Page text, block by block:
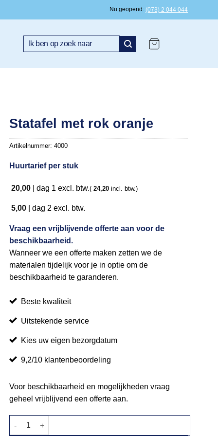
Nu geopend (073) 2 044 044
Zoeken
Statafel met rok oranje
Artikelnummer:4000
Huurtarief per stuk
20,00 |dag 1 excl. btw.( 24,20 incl. btw.)
5,00 |dag 2 excl. btw.
Vraag een vrijblijvende offerte aan voor de
beschikbaarheid.
Wanneer we een offerte maken zetten we de
materialen tijdelijk voor je in optie om de
beschikbaarheid te garanderen.
Beste kwaliteit
Uitstekende service
Kies uw eigen bezorgdatum
9,2/10 klantenbeoordeling
Voor beschikbaarheid en mogelijkheden vraag
geheel vrijblijvend een offerte aan.
Statafel met rok oranje aantal